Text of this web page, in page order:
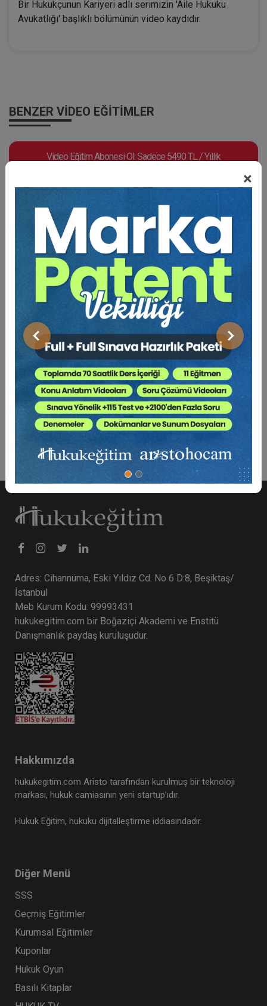
×
Önceki Sonraki
Bir Hukukçunun Kariyeri adlı serimizin 'Aile Hukuku
Avukatlığı' başlıklı bölümünün video kaydıdır.
BENZER VIDEO EĞITIMLER
Video Eğitim Abonesi Ol: Sadece 5490 TL / Yıllık
Hukuk Eğitim
Bilirkişilik Başvuru Rehberi
0 TL Sepete Ekle
Adres: Cihannüma, Eski Yıldız Cd. No 6 D:8, Beşiktaş/
İstanbul
Meb Kurum Kodu: 99993431
hukukegitim.com bir Boğaziçi Akademi ve Enstitü
Danışmanlık paydaş kuruluşudur.
Hakkımızda
hukukegitim.com Aristo tarafından kurulmuş bir teknoloji
markası, hukuk camiasının yeni startup’ıdır.
Hukuk Eğitim, hukuku dijitalleştirme iddiasındadır.
Diğer Menü
SSS
Geçmiş Eğitimler
Kurumsal Eğitimler
Kuponlar
Hukuk Oyun
Basılı Kitaplar